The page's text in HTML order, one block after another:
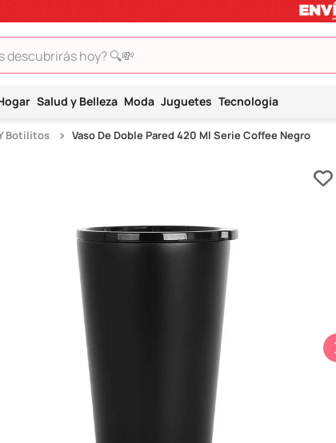
hoy? 🔍💸
Salud y Belleza Moda Juguetes Tecnología
Botilitos Vaso De Doble Pared 420 Ml Serie Coffee Negro
MÁS BUSCADOS
kitty
piece